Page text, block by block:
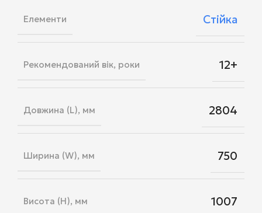
Елементи Стійка
Рекомендований вік, роки 12+
Довжина (L), мм 2804
Ширина (W), мм 750
Висота (H), мм 1007